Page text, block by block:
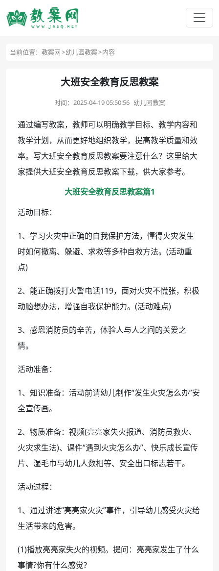
当前位置： 教案网 幼儿园教案 内容
大班安全教育反思教案
时间： 2025-04-19 05:50:56 幼儿园教案
通过编写教案，教师可以明确教学目标、教学内容和
教学计划，从而更好地组织教学，提高教学质量和效
率。写大班安全教育反思教案要注意什么？这里给大
家提供大班安全教育反思教案下载，供大家参考。
大班安全教育反思教案篇1
活动目标：
1、学习火灾中正确的自我保护方法，懂得火灾发生
时如何撤离、躲避、求救等多种自救方法。(活动重
点)
2、能正确拨打火警电话119，面对火灾不慌张，积极
动脑想办法，增强自我保护能力。(活动难点)
3、感恩消防员的辛苦，体验人与人之间的关爱之
情。
活动准备：
1、知识准备：活动前请幼儿制作“发生火灾怎么办”安
全宣传画。
2、物质准备：视频(亮亮家失火报道、消防员救火、
火灾求生法)、课件“遇到火灾怎么办”、快乐成长宣传
片、湿毛巾与幼儿人数相等、安全出口标志若干。
活动过程：
1、通过讲述“亮亮家火灾”事件，引导幼儿感受火灾给
生活带来的危害。
(1)播放亮亮家失火的视频。提问：亮亮家发生了什么
事情?你有什么感觉?